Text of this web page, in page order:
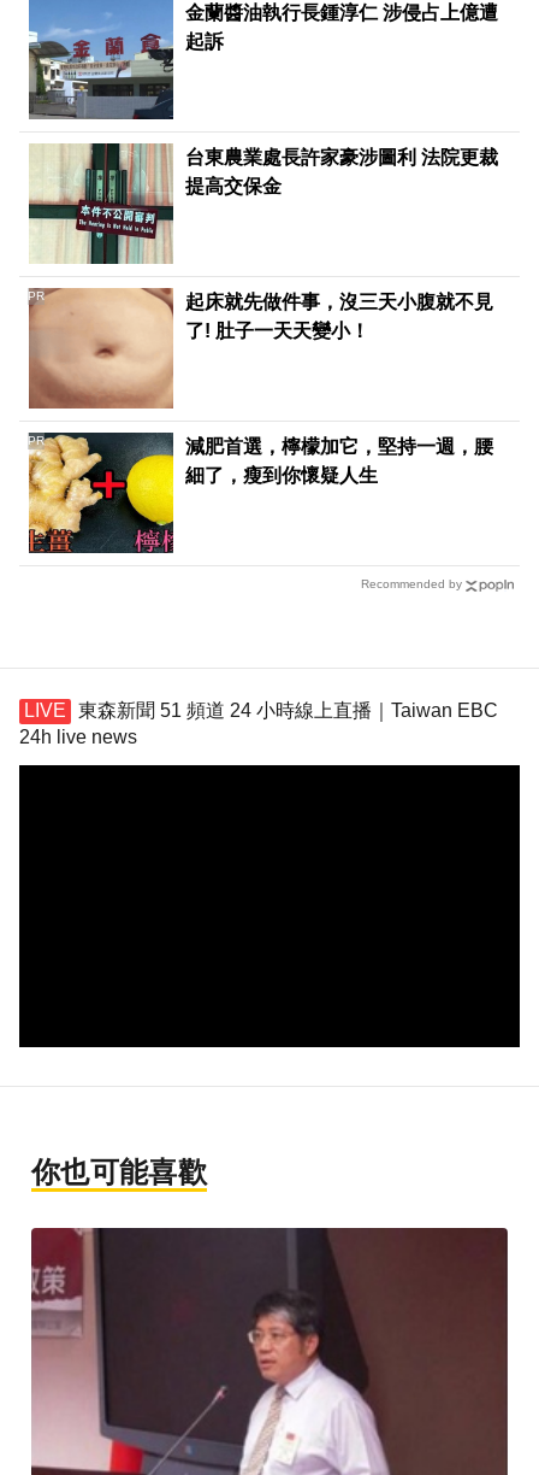
​金蘭醬油執行長鍾淳仁 涉侵占上億遭
起訴
台東農業處長許家豪涉圖利 法院更裁
提高交保金
起床就先做件事，沒三天小腹就不見
了! 肚子一天天變小！
PR
減肥首選，檸檬加它，堅持一週，腰
細了，瘦到你懷疑人生
PR
Recommended by
東森新聞 51 頻道 24 小時線上直播｜Taiwan EBC
24h live news
你也可能喜歡